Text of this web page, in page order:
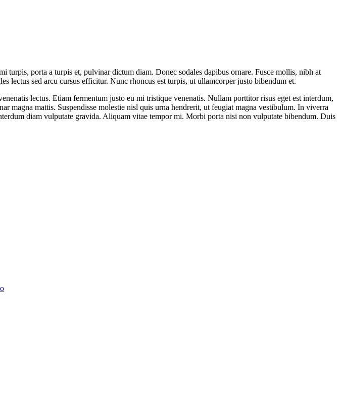
porta a turpis et, pulvinar dictum diam. Donec sodales dapibus ornare. Fusce mollis, nibh at
lectus sed arcu cursus efficitur. Nunc rhoncus est turpis, ut ullamcorper justo bibendum et.
lectus. Etiam fermentum justo eu mi tristique venenatis. Nullam porttitor risus eget est interdum,
magna mattis. Suspendisse molestie nisl quis urna hendrerit, ut feugiat magna vestibulum. In viverra
diam vulputate gravida. Aliquam vitae tempor mi. Morbi porta nisi non vulputate bibendum. Duis